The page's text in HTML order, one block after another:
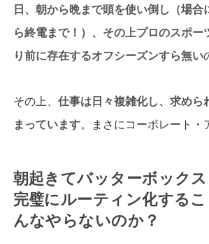
日、朝から晩まで頭を使い倒し（場合
ら終電まで！）、その上プロのスポー
り前に存在するオフシーズンすら無い
その上、 仕事は日々複雑化し、求めら
まっています。まさにコーポレート・
朝起きてバッターボック
完璧にルーティン化する
んなやらないのか？